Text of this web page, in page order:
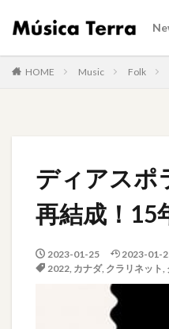
HOME Music Folk
ディアスポ
再結成！15
2023-01-25 2023-01-
2022, カナダ, クラリネット,